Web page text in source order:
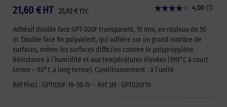
21,60 € 25,92€ TTC
HT
Adhésif double face GPT-020F transparent, 19 mm, en rouleau de 50
m. Double face fin polyvalent, qui adhère sur un grand nombre de
surfaces, même les surfaces difficiles comme le polypropylène.
Résistance à l’humidité et aux températures élevées (190°C à court
terme – 90°C à long terme). Conditionnement : à l’unité
Réf Pixcl : GPT020F-19-50-Tr – Réf 3M : GPT020F19